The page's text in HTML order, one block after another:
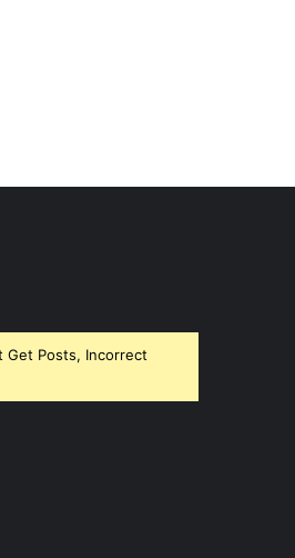
Get Posts, Incorrect